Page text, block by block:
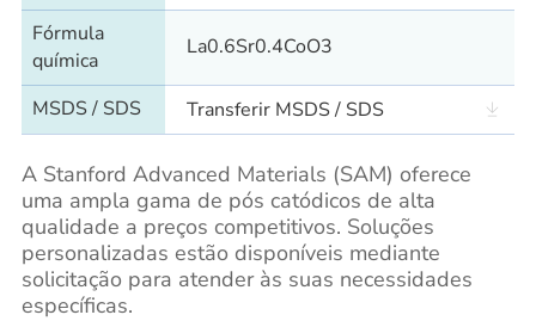
Fórmula
química
La0.6Sr0.4CoO3
MSDS / SDS Transferir MSDS / SDS
A Stanford Advanced Materials (SAM) oferece
uma ampla gama de pós catódicos de alta
qualidade a preços competitivos. Soluções
personalizadas estão disponíveis mediante
solicitação para atender às suas necessidades
específicas.